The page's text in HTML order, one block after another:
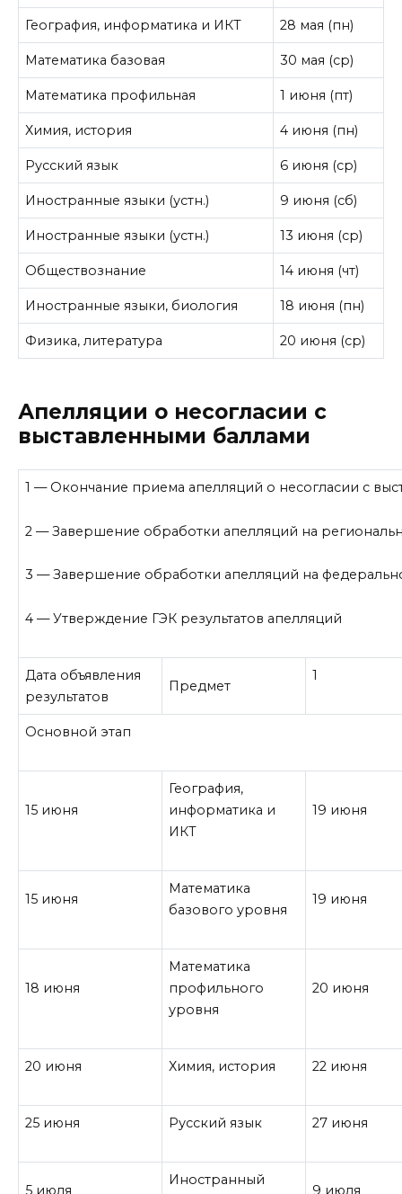
География, информатика и ИКТ 28 мая (пн)
Математика базовая 30 мая (ср)
Математика профильная 1 июня (пт)
Химия, история 4 июня (пн)
Русский язык 6 июня (ср)
Иностранные языки (устн.) 9 июня (сб)
Иностранные языки (устн.) 13 июня (ср)
Обществознание 14 июня (чт)
Иностранные языки, биология 18 июня (пн)
Физика, литература 20 июня (ср)
Апелляции о несогласии с
выставленными баллами
1 — Окончание приема апелляций о несогласии с
2 — Завершение обработки апелляций на
3 — Завершение обработки апелляций на
4 — Утверждение ГЭК результатов апелляций
Дата объявления
результатов
Предмет
1
Основной этап
15 июня
География,
информатика и
ИКТ
19 июня
15 июня
Математика
базового уровня
19 июня
18 июня
Математика
профильного
уровня
20 июня
20 июня Химия, история 22 июня
25 июня Русский язык 27 июня
Иностранный